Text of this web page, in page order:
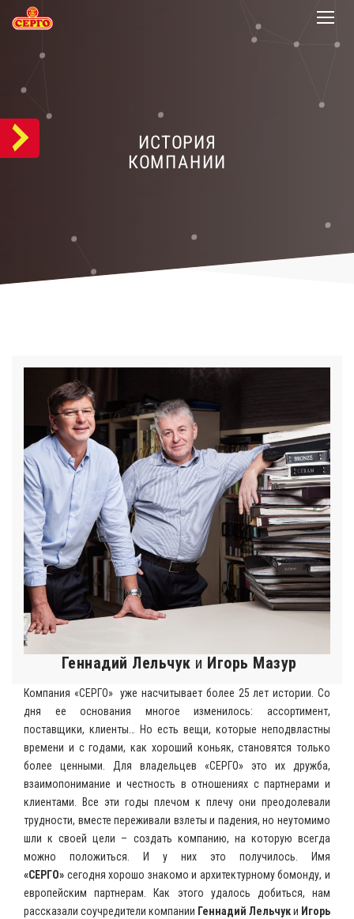
ИСТОРИЯ
КОМПАНИИ
Геннадий Лельчук и Игорь Мазур
Компания «СЕРГО» уже насчитывает более 25 лет истории. Со
дня ее основания многое изменилось: ассортимент,
поставщики, клиенты… Но есть вещи, которые неподвластны
времени и с годами, как хороший коньяк, становятся только
более ценными. Для владельцев «СЕРГО» это их дружба,
взаимопонимание и честность в отношениях с партнерами и
клиентами. Все эти годы плечом к плечу они преодолевали
трудности, вместе переживали взлеты и падения, но неутомимо
шли к своей цели – создать компанию, на которую всегда
можно положиться. И у них это получилось. Имя
«СЕРГО» сегодня хорошо знакомо и архитектурному бомонду, и
европейским партнерам. Как этого удалось добиться, нам
рассказали соучредители компании Геннадий Лельчуки Игорь